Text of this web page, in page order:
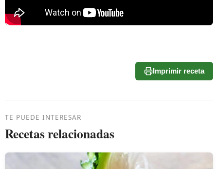
Imprimir receta
TE PUEDE INTERESAR
Recetas relacionadas